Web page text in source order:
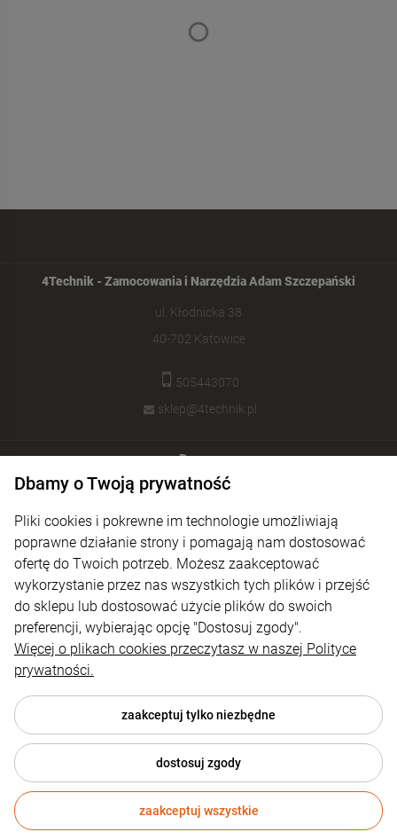
4Technik - Zamocowania i Narzędzia Adam Szczepański
ul. Kłodnicka 38
40-702 Katowice
505443070
sklep@4technik.pl
Pomoc
Płatności i dostawa
Informacje
O nas
Styl graficzny ShopGadget.pl
Sklep internetowy Shoper.pl
Dbamy o Twoją prywatność
Pliki cookies i pokrewne im technologie umożliwiają
poprawne działanie strony i pomagają nam dostosować
ofertę do Twoich potrzeb. Możesz zaakceptować
wykorzystanie przez nas wszystkich tych plików i przejść
do sklepu lub dostosować użycie plików do swoich
preferencji, wybierając opcję "Dostosuj zgody".
Więcej o plikach cookies przeczytasz w naszej Polityce
prywatności.
zaakceptuj tylko niezbędne
dostosuj zgody
zaakceptuj wszystkie